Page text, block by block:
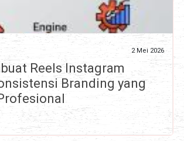
2 Mei 2026
Reels Instagram
Branding yang